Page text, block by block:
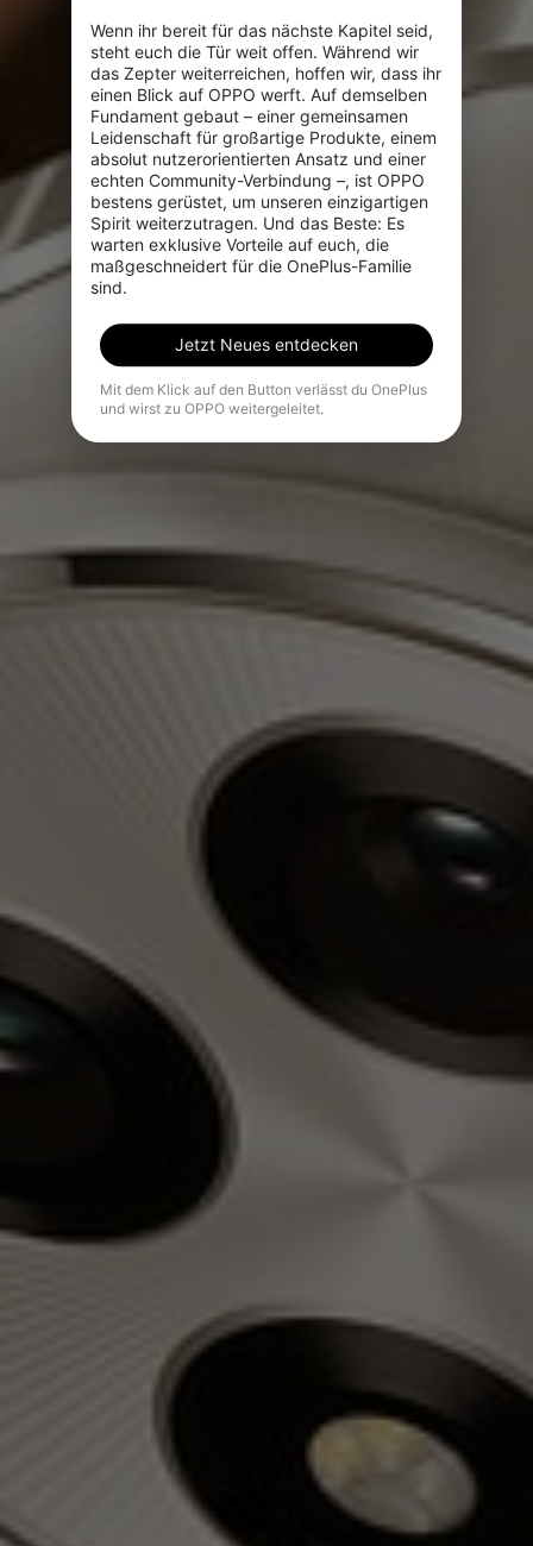
Wenn ihr bereit für das nächste Kapitel seid,
steht euch die Tür weit offen. Während wir
das Zepter weiterreichen, hoffen wir, dass ihr
einen Blick auf OPPO werft. Auf demselben
Fundament gebaut – einer gemeinsamen
Leidenschaft für großartige Produkte, einem
absolut nutzerorientierten Ansatz und einer
echten Community-Verbindung –, ist OPPO
bestens gerüstet, um unseren einzigartigen
Spirit weiterzutragen. Und das Beste: Es
warten exklusive Vorteile auf euch, die
maßgeschneidert für die OnePlus-Familie
sind.
Jetzt Neues entdecken
Mit dem Klick auf den Button verlässt du OnePlus
und wirst zu OPPO weitergeleitet.